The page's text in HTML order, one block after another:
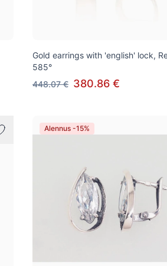
Gold earrings with 'english' lock,
585°
448.07 € 380.86 €
Alennus -15%